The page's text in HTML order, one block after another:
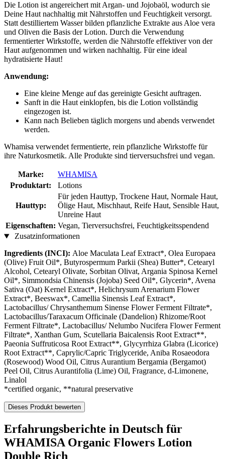
Die Lotion ist angereichert mit Argan- und Jojobaöl, wodurch sie
Deine Haut nachhaltig mit Nährstoffen und Feuchtigkeit versorgt.
Statt destilliertem Wasser bilden pflanzliche Extrakte aus Aloe vera
und Oliven die Basis der Lotion. Durch die Verwendung
fermentierter Wirkstoffe, werden die Nährstoffe effektiver von der
Haut aufgenommen und wirken nachhaltig. Für eine ideal
hydratisierte Haut!
Anwendung:
Eine kleine Menge auf das gereinigte Gesicht auftragen.
Sanft in die Haut einklopfen, bis die Lotion vollständig
eingezogen ist.
Kann nach Belieben täglich morgens und abends verwendet
werden.
Whamisa verwendet fermentierte, rein pflanzliche Wirkstoffe für
ihre Naturkosmetik. Alle Produkte sind tierversuchsfrei und vegan.
Marke:
WHAMISA
Produktart:
Lotions
Hauttyp:
Für jeden Hauttyp, Trockene Haut, Normale Haut,
Ölige Haut, Mischhaut, Reife Haut, Sensible Haut,
Unreine Haut
Eigenschaften: Vegan, Tierversuchsfrei, Feuchtigkeitsspendend
Zusatzinformationen
Ingredients (INCI): Aloe Maculata Leaf Extract*, Olea Europaea
(Olive) Fruit Oil*, Butyrospermum Parkii (Shea) Butter*, Cetearyl
Alcohol, Cetearyl Olivate, Sorbitan Olivat, Argania Spinosa Kernel
Oil*, Simmondsia Chinensis (Jojoba) Seed Oil*, Glycerin*, Avena
Sativa (Oat) Kernel Extract*, Helichrysum Arenarium Flower
Extract*, Beeswax*, Camellia Sinensis Leaf Extract*,
Lactobacillus/ Chrysanthemum Sinense Flower Ferment Filtrate*,
Lactobacillus/Taraxacum Officinale (Dandelion) Rhizome/Root
Ferment Filtrate*, Lactobacillus/ Nelumbo Nucifera Flower Ferment
Filtrate*, Xanthan Gum, Scutellaria Baicalensis Root Extract**,
Paeonia Suffruticosa Root Extract**, Glycyrrhiza Glabra (Licorice)
Root Extract**, Caprylic/Capric Triglyceride, Aniba Rosaeodora
(Rosewood) Wood Oil, Citrus Aurantium Bergamia (Bergamot)
Peel Oil, Citrus Aurantifolia (Lime) Oil, Fragrance, d-Limonene,
Linalol
*certified organic, **natural preservative
Dieses Produkt bewerten
Erfahrungsberichte in Deutsch für
WHAMISA Organic Flowers Lotion
Double Rich